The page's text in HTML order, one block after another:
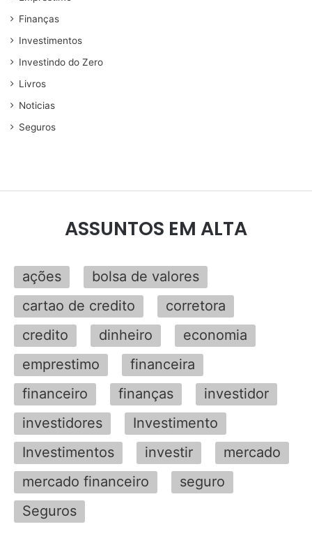
Finanças
Investimentos
Investindo do Zero
Livros
Noticias
Seguros
ASSUNTOS EM ALTA
ações
bolsa de valores
cartao de credito
corretora
credito
dinheiro
economia
emprestimo
financeira
financeiro
finanças
investidor
investidores
Investimento
Investimentos
investir
mercado
mercado financeiro
seguro
Seguros